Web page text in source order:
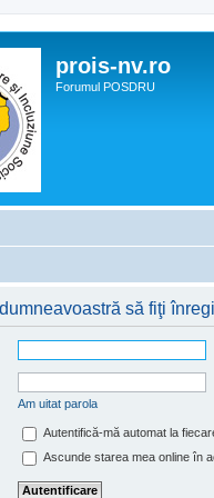
prois-nv.ro
Forumul POSDRU
să fiţi
Am uitat parola
Autentifică-mă automat la
Ascunde starea mea online în